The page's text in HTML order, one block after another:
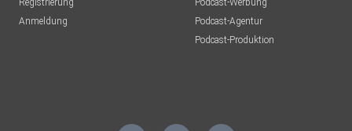
Registrierung
Anmeldung
Podcast-Werbung
Podcast-Agentur
Podcast-Produktion